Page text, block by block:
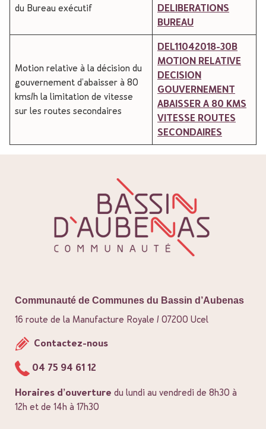
du Bureau exécutif
DELIBERATIONS
BUREAU
Motion relative à la décision du
gouvernement d’abaisser à 80
kms/h la limitation de vitesse
sur les routes secondaires
DEL11042018-30B
MOTION RELATIVE
DECISION
GOUVERNEMENT
ABAISSER A 80 KMS
VITESSE ROUTES
SECONDAIRES
Communauté de Communes du Bassin d’Aubenas
16 route de la Manufacture Royale / 07200 Ucel
Contactez-nous
04 75 94 61 12
Horaires d’ouverture du lundi au vendredi de 8h30 à
12h et de 14h à 17h30